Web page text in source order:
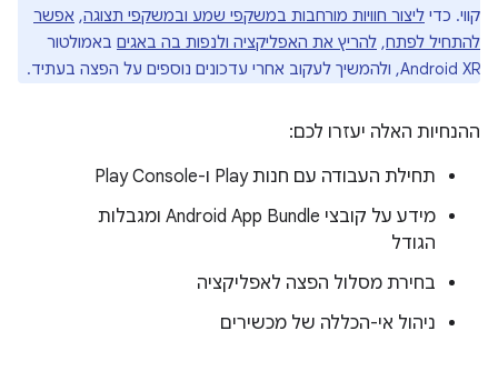
קווי. כדי ליצור חוויות מורחבות במשקפי שמע ובמשקפי תצוגה, אפשר
להתחיל לפתח, להריץ את האפליקציה ולנפות בה באגים באמולטור
Android XR, ולהמשיך לעקוב אחרי עדכונים נוספים על הפצה בעתיד.
ההנחיות האלה יעזרו לכם:
תחילת העבודה עם חנות Play ו-Play Console
מידע על קובצי Android App Bundle ומגבלות
הגודל
בחירת מסלול הפצה לאפליקציה
ניהול אי-הכללה של מכשירים